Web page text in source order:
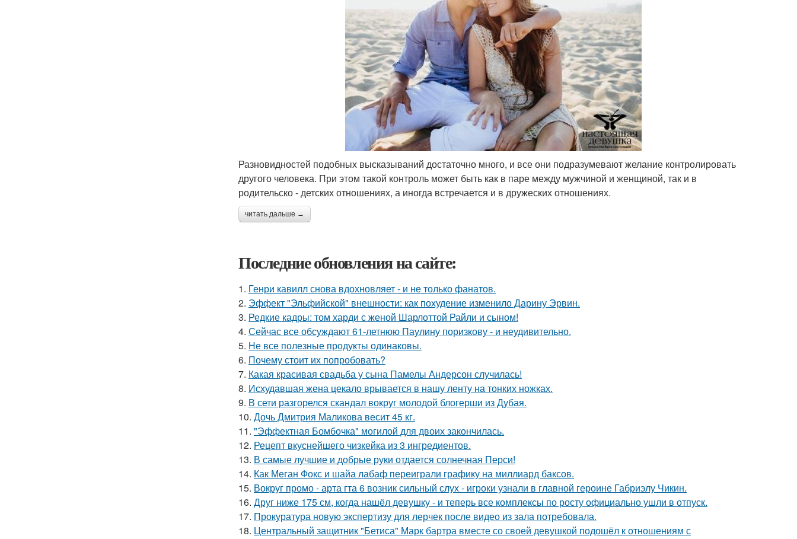
Разновидностей подобных высказываний достаточно много, и все они подразумевают желание контролировать
другого человека. При этом такой контроль может быть как в паре между мужчиной и женщиной, так и в
родительско - детских отношениях, а иногда встречается и в дружеских отношениях.
читать дальше →
Последние обновления на сайте:
1. Генри кавилл снова вдохновляет - и не только фанатов.
2. Эффект "Эльфийской" внешности: как похудение изменило Дарину Эрвин.
3. Редкие кадры: том харди с женой Шарлоттой Райли и сыном!
4. Сейчас все обсуждают 61-летнюю Паулину поризкову - и неудивительно.
5. Не все полезные продукты одинаковы.
6. Почему стоит их попробовать?
7. Какая красивая свадьба у сына Памелы Андерсон случилась!
8. Исхудавшая жена цекало врывается в нашу ленту на тонких ножках.
9. В сети разгорелся скандал вокруг молодой блогерши из Дубая.
10. Дочь Дмитрия Маликова весит 45 кг.
11. "Эффектная Бомбочка" могилой для двоих закончилась.
12. Рецепт вкуснейшего чизкейка из 3 ингредиентов.
13. В самые лучшие и добрые руки отдается солнечная Перси!
14. Как Меган Фокс и шайа лабаф переиграли графику на миллиард баксов.
15. Вокруг промо - арта гта 6 возник сильный слух - игроки узнали в главной героине Габриэлу Чикин.
16. Друг ниже 175 см, когда нашёл девушку - и теперь все комплексы по росту официально ушли в отпуск.
17. Прокуратура новую экспертизу для лерчек после видео из зала потребовала.
18. Центральный защитник "Бетиса" Марк бартра вместе со своей девушкой подошёл к отношениям с